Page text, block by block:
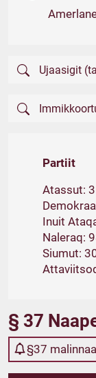
Partiit
Atassut: 3
Inuit
Naleraq:
Siumut:
§ 37
§37